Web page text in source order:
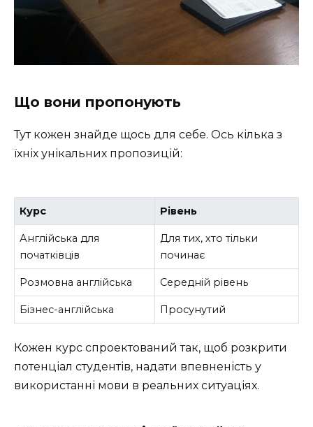
Що вони пропонують
Тут кожен знайде щось для себе. Ось кілька з
їхніх унікальних пропозицій:
Курс Рівень
Англійська для
початківців
Для тих, хто тільки
починає
Розмовна англійська Середній рівень
Бізнес-англійська Просунутий
Кожен курс спроектований так, щоб розкрити
потенціал студентів, надати впевненість у
використанні мови в реальних ситуаціях.